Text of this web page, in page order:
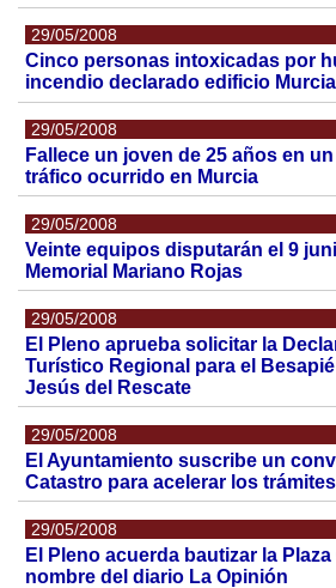
29/05/2008
Cinco personas intoxicadas por
incendio declarado edificio Murcia
29/05/2008
Fallece un joven de 25 años en
tráfico ocurrido en Murcia
29/05/2008
Veinte equipos disputarán el 9
Memorial Mariano Rojas
29/05/2008
El Pleno aprueba solicitar la
Turístico Regional para el
Jesús del Rescate
29/05/2008
El Ayuntamiento suscribe un
Catastro para acelerar los
29/05/2008
El Pleno acuerda bautizar la Plaza
nombre del diario La Opinión